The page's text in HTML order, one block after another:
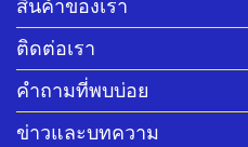
สินค้าของเรา
ติดต่อเรา
คำถามที่พบบ่อย
ข่าวและบทความ